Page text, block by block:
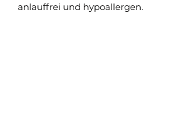
anlauffrei und hypoallergen.